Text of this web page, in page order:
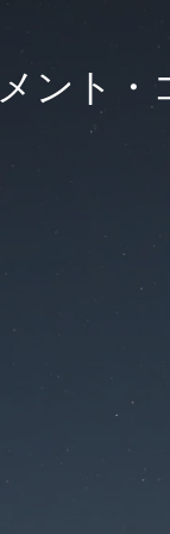
ント